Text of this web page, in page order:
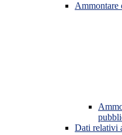
Ammontare
Dati relativi